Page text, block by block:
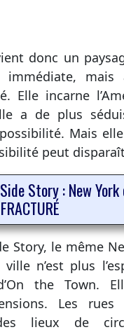
donc un
mais
Elle incarne
a de plus
Mais
peut
Story : New York
Story, le même
n’est plus
the Town.
Les
lieux de